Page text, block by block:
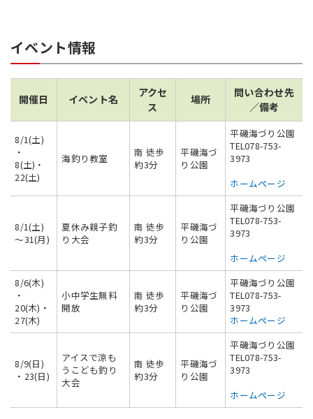
イベント情報
開催日 イベント名
アクセ
ス
場所
問い合わせ先
／備考
8/1(土)
・
8(土)・
22(土)
海釣り教室
南 徒歩
約3分
平磯海づ
り公園
平磯海づり公園
TEL078-753-
3973
ホームページ
8/1(土)
〜31(月)
夏休み親子釣
り大会
南 徒歩
約3分
平磯海づ
り公園
平磯海づり公園
TEL078-753-
3973
ホームページ
8/6(木)
・
20(木)・
27(木)
小中学生無料
開放
南 徒歩
約3分
平磯海づ
り公園
平磯海づり公園
TEL078-753-
3973
ホームページ
8/9(日)
・23(日)
アイスで涼も
うこども釣り
大会
南 徒歩
約3分
平磯海づ
り公園
平磯海づり公園
TEL078-753-
3973
ホームページ